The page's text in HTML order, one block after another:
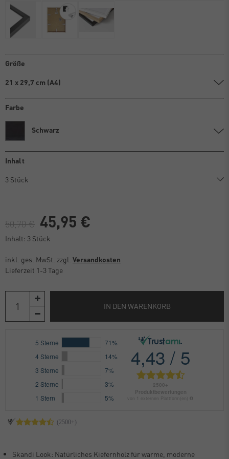
Größe
21 x 29,7 cm (A4)
Farbe
Schwarz
Inhalt
50,70 € 45,95 €
Inhalt: 3 Stück
inkl. ges. MwSt. zzgl. Versandkosten
Lieferzeit 1-3 Tage
IN DEN WARENKORB
Skandi Look: Natürliches Kiefernholz für warme, moderne